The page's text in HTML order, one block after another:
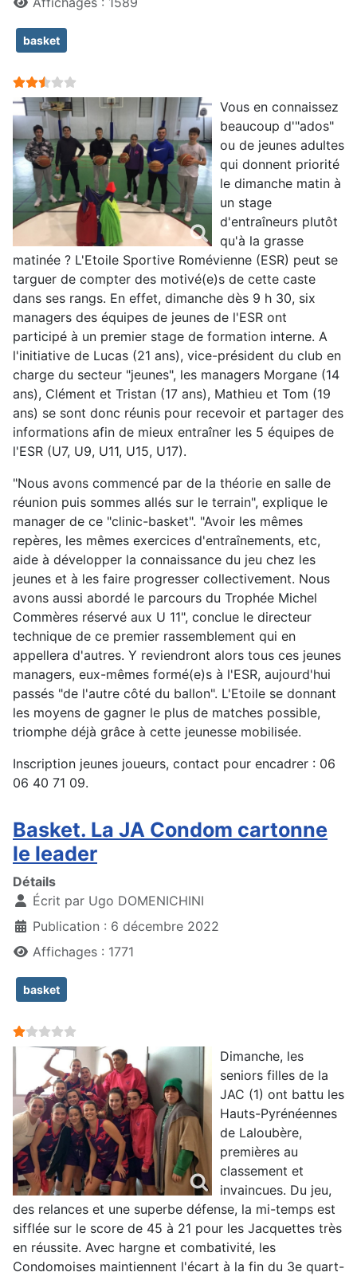
basket
Vote utilisateur:
Vous en connaissez
beaucoup d'"ados"
ou de jeunes adultes
qui donnent priorité
le dimanche matin à
un stage
d'entraîneurs plutôt
qu'à la grasse
matinée ? L'Etoile Sportive Romévienne (ESR) peut se
targuer de compter des motivé(e)s de cette caste
dans ses rangs. En effet, dimanche dès 9 h 30, six
managers des équipes de jeunes de l'ESR ont
participé à un premier stage de formation interne. A
l'initiative de Lucas (21 ans), vice-président du club en
charge du secteur "jeunes", les managers Morgane (14
ans), Clément et Tristan (17 ans), Mathieu et Tom (19
ans) se sont donc réunis pour recevoir et partager des
informations afin de mieux entraîner les 5 équipes de
l'ESR (U7, U9, U11, U15, U17).
"Nous avons commencé par de la théorie en salle de
réunion puis sommes allés sur le terrain", explique le
manager de ce "clinic-basket". "Avoir les mêmes
repères, les mêmes exercices d'entraînements, etc,
aide à développer la connaissance du jeu chez les
jeunes et à les faire progresser collectivement. Nous
avons aussi abordé le parcours du Trophée Michel
Commères réservé aux U 11", conclue le directeur
technique de ce premier rassemblement qui en
appellera d'autres. Y reviendront alors tous ces jeunes
managers, eux-mêmes formé(e)s à l'ESR, aujourd'hui
passés "de l'autre côté du ballon". L'Etoile se donnant
les moyens de gagner le plus de matches possible,
triomphe déjà grâce à cette jeunesse mobilisée.
Inscription jeunes joueurs, contact pour encadrer : 06
06 40 71 09.
Basket. La JA Condom cartonne
le leader
Détails
Écrit par Ugo DOMENICHINI
Publication : 6 décembre 2022
Affichages : 1771
basket
Vote utilisateur:
Dimanche, les
seniors filles de la
JAC (1) ont battu les
Hauts-Pyrénéennes
de Laloubère,
premières au
classement et
invaincues. Du jeu,
des relances et une superbe défense, la mi-temps est
sifflée sur le score de 45 à 21 pour les Jacquettes très
en réussite. Avec hargne et combativité, les
Condomoises maintiennent l'écart à la fin du 3e quart-